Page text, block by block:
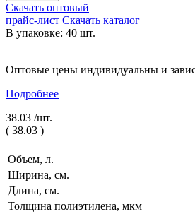
Скачать оптовый
прайс-лист Скачать каталог
В упаковке: 40 шт.
Оптовые цены индивидуальны и
Подробнее
38.03 /шт.
( 38.03 )
Объем, л.
Ширина, см.
Длина, см.
Толщина полиэтилена, мкм